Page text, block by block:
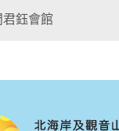
君鈺會館